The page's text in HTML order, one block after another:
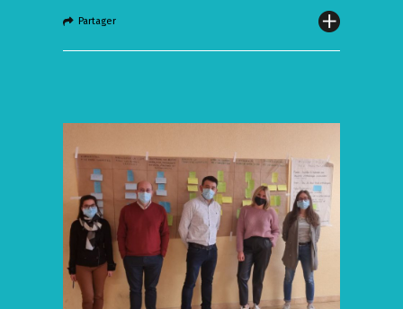
Partager